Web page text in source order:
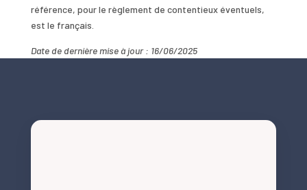
référence, pour le règlement de contentieux éventuels,
est le français.
Date de dernière mise à jour : 16/06/2025